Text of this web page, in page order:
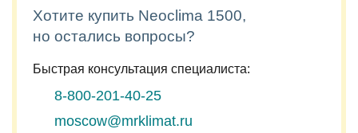
Хотите купить Neoclima 1500,
но остались вопросы?
Быстрая консультация специалиста:
8-800-201-40-25
moscow@mrklimat.ru